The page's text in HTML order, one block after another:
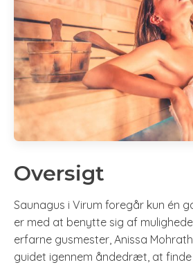
Oversigt
Saunagus i Virum foregår kun én
er med at benytte sig af
erfarne gusmester, Anissa
guidet igennem åndedræt, at